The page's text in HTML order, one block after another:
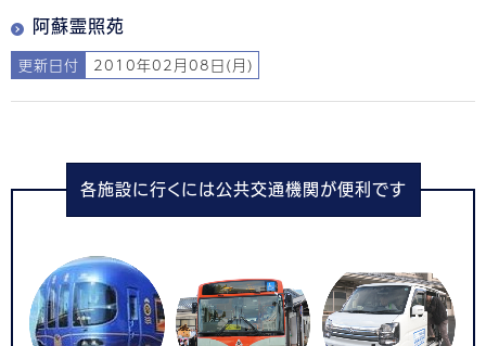
阿蘇霊照苑
更新日付 2010年02月08日(月)
各施設に行くには公共交通機関が便利です